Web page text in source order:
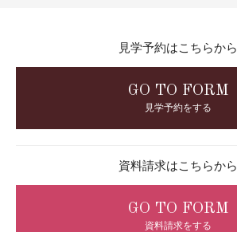
見学予約はこちらから
GO TO FORM
見学予約をする
資料請求はこちらから
GO TO FORM
資料請求をする